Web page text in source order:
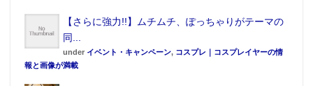
【さらに強力!!】ムチムチ、ぽっちゃりがテーマの
同...
under イベント・キャンペーン, コスプレ｜コスプレイヤーの情
報と画像が満載